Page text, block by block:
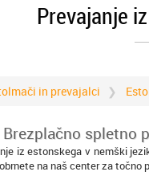
Prevajanje
in prevajalci
Brezplačno spletno
iz estonskega v nemški
na naš center za točno